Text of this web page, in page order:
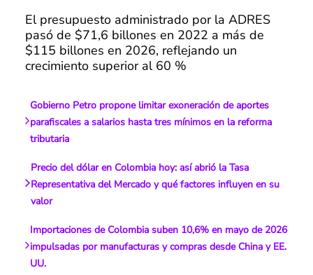
El presupuesto administrado por la ADRES
pasó de $71,6 billones en 2022 a más de
$115 billones en 2026, reflejando un
crecimiento superior al 60 %
Gobierno Petro propone limitar exoneración de aportes
parafiscales a salarios hasta tres mínimos en la reforma
tributaria
Precio del dólar en Colombia hoy: así abrió la Tasa
Representativa del Mercado y qué factores influyen en su
valor
Importaciones de Colombia suben 10,6% en mayo de 2026
impulsadas por manufacturas y compras desde China y EE.
UU.